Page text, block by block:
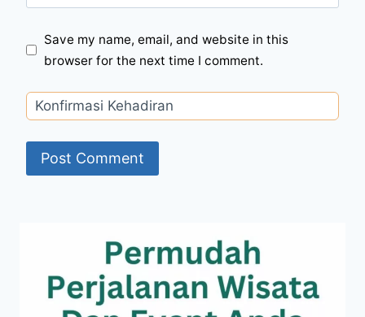
Save my name, email, and website in this
browser for the next time I comment.